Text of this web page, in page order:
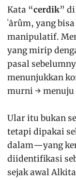
Kata “cerdik”
ʿārûm, yang
manipulatif.
yang mirip
pasal
menunjukkan
murni → menuju
Ular itu bukan
tetapi dipakai
dalam—yang
diidentifikasi
sejak awal